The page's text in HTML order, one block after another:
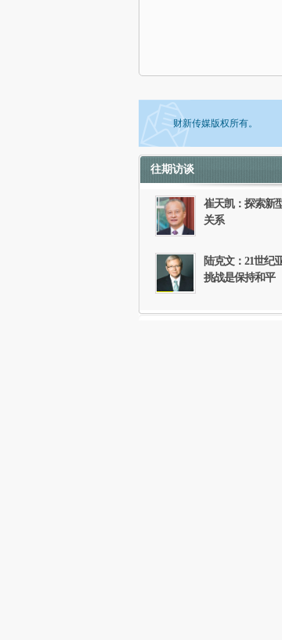
财新传媒版权所有。
如需刊登转载请点击右侧
往期访谈
崔天凯：探索新
关系
陆克文：21世纪
挑战是保持和平